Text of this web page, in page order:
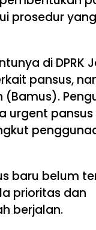
prosedur
di DPRK
pansus,
urgent
baru belum
prioritas dan
berjalan.